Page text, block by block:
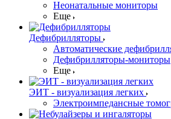
Неонатальные мониторы
Еще
Дефибрилляторы
Автоматические
Дефибрилляторы-мониторы
Еще
ЭИТ - визуализация легких
Электроимпедансные